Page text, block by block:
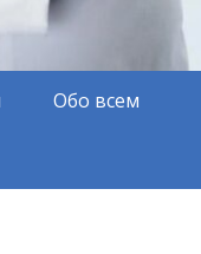
Обо всем